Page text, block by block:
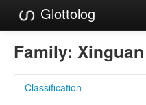
Glottolog
Languages
Language Search
Family: Xinguan
Classification